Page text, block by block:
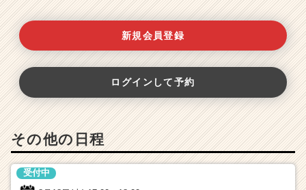
新規会員登録
ログインして予約
その他の日程
受付中